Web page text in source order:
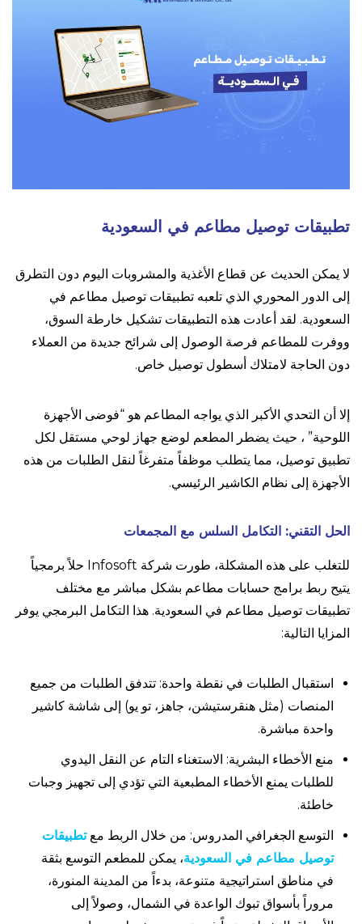
تطبيقات توصيل مطاعم في السعودية
لا يمكن الحديث عن قطاع الأغذية والمشروبات اليوم دون التطرق
إلى الدور المحوري الذي تلعبه تطبيقات توصيل مطاعم في
السعودية. لقد أعادت هذه التطبيقات تشكيل خارطة السوق،
ووفرت للمطاعم فرصة الوصول إلى شرائح جديدة من العملاء
دون الحاجة لامتلاك أسطول توصيل خاص.
إلا أن التحدي الأكبر الذي يواجه المطاعم هو “فوضى الأجهزة
اللوحية” ، حيث يضطر المطعم لوضع جهاز لوحي مستقل لكل
تطبيق توصيل، مما يتطلب موظفاً متفرغاً لنقل الطلبات من هذه
الأجهزة إلى نظام الكاشير الرئيسي.
الحل التقني: التكامل السلس مع المجمعات
للتغلب على هذه المشكلة، طورت شركة Infosoft حلاً برمجياً
يتيح ربط برامج حسابات مطاعم بشكل مباشر مع مختلف
تطبيقات توصيل مطاعم في السعودية. هذا التكامل البرمجي يوفر
المزايا التالية:
استقبال الطلبات في نقطة واحدة: تتدفق الطلبات من جميع
المنصات (مثل هنقرستيشن، جاهز، تو يو) إلى شاشة كاشير
واحدة مباشرة.
منع الأخطاء البشرية: الاستغناء التام عن النقل اليدوي
للطلبات يمنع الأخطاء المطبعية التي تؤدي إلى تجهيز وجبات
خاطئة.
التوسع الجغرافي المدروس: من خلال الربط معتطبيقات
توصيل مطاعم في السعودية، يمكن للمطعم التوسع بثقة
في مناطق استراتيجية متنوعة، بدءاً من المدينة المنورة،
مروراً بأسواق تبوك الواعدة في الشمال، وصولاً إلى